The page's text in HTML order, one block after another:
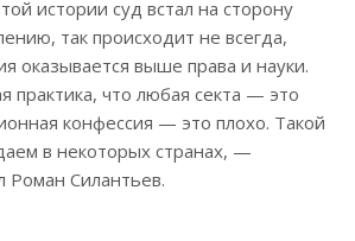
истории суд встал на сторону
так происходит не всегда,
оказывается выше права и науки.
практика, что любая секта — это
конфессия — это плохо. Такой
в некоторых странах, —
Роман Силантьев.